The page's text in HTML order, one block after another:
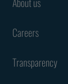
Careers
Transparency